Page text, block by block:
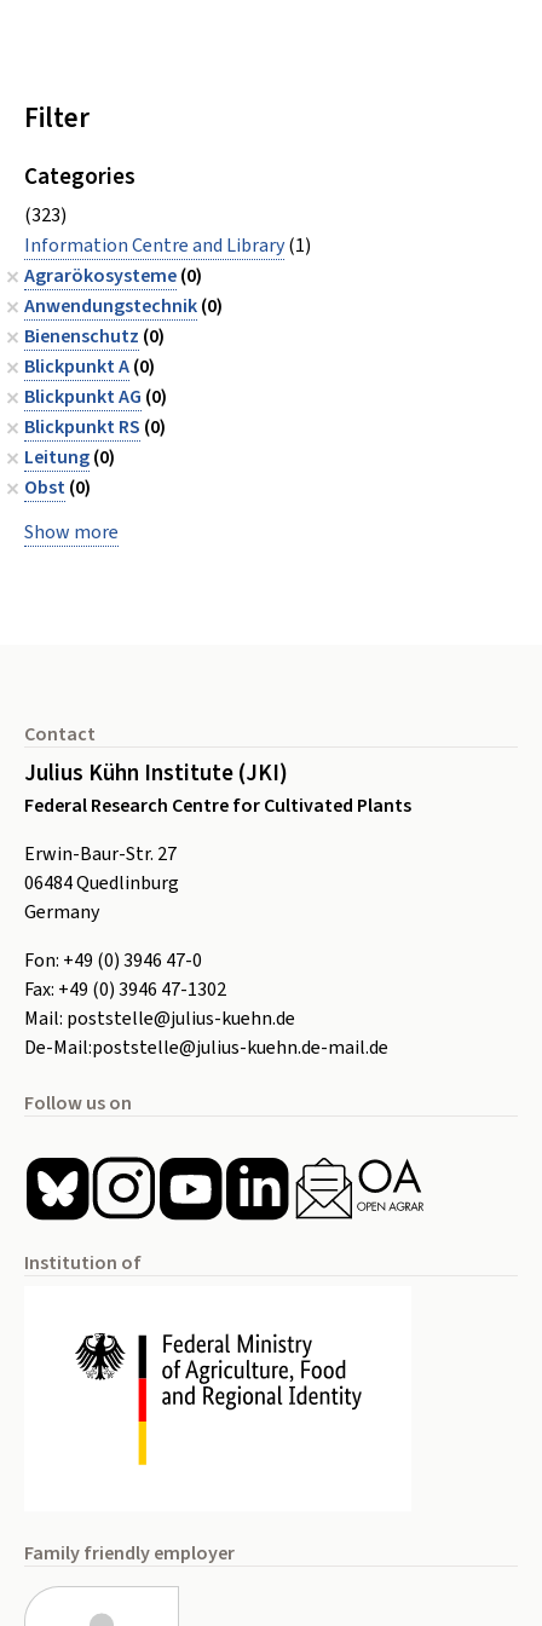
Filter
Categories
(323)
Information Centre and Library(1)
Agrarökosysteme(0)
Anwendungstechnik(0)
Bienenschutz (0)
Blickpunkt A(0)
Blickpunkt AG (0)
Blickpunkt RS (0)
Leitung(0)
Obst(0)
Show more
Contact
Julius Kühn Institute (JKI)
Federal Research Centre for Cultivated Plants
Erwin-Baur-Str. 27
06484Quedlinburg
Germany
Fon: +49 (0) 3946 47-0
Fax: +49 (0) 3946 47-1302
Mail: poststelle@julius-kuehn.de
De-Mail:poststelle@julius-kuehn.de-mail.de
Follow us on
Institution of
Family friendly employer